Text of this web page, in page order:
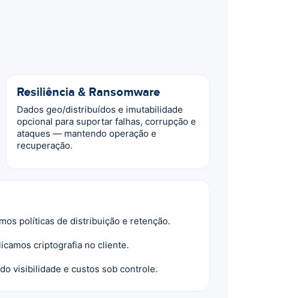
Resiliência & Ransomware
Dados geo/distribuídos e imutabilidade
opcional para suportar falhas, corrupção e
ataques — mantendo operação e
recuperação.
políticas de distribuição e retenção.
criptografia no cliente.
visibilidade e custos sob controle.